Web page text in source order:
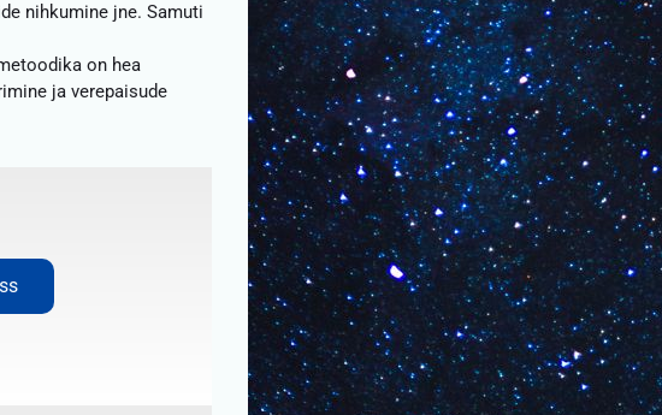
nihkumine jne. Samuti
on hea
ja verepaisude